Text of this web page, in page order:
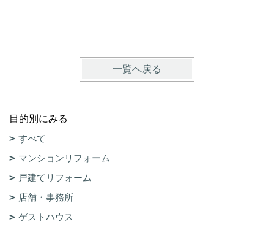
一覧へ戻る
目的別にみる
すべて
マンションリフォーム
戸建てリフォーム
店舗・事務所
ゲストハウス